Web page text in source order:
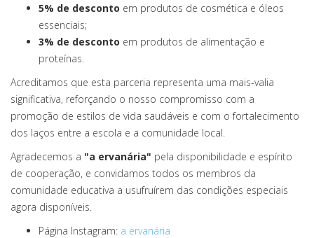
5% de desconto em produtos de cosmética e óleos
essenciais;
3% de desconto em produtos de alimentação e
proteínas.
Acreditamos que esta parceria representa uma mais-valia
significativa, reforçando o nosso compromisso com a
promoção de estilos de vida saudáveis e com o fortalecimento
dos laços entre a escola e a comunidade local.
Agradecemos a "a ervanária" pela disponibilidade e espírito
de cooperação, e convidamos todos os membros da
comunidade educativa a usufruírem das condições especiais
agora disponíveis.
Página Instagram: a ervanária